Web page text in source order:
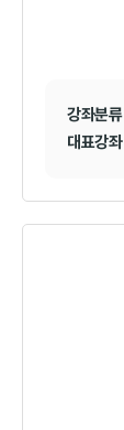
강좌분류
대표강좌